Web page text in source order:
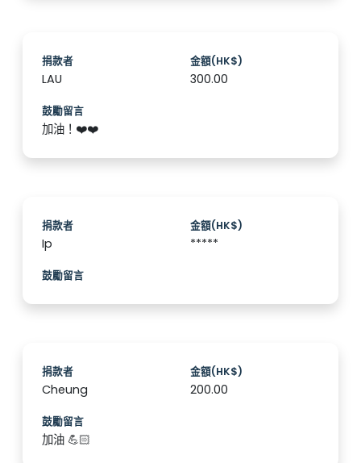
捐款者
LAU
金額(HK$)
300.00
鼓勵留言
加油！❤️❤️
捐款者
Ip
金額(HK$)
*****
鼓勵留言
捐款者
Cheung
金額(HK$)
200.00
鼓勵留言
加油 💪🏻